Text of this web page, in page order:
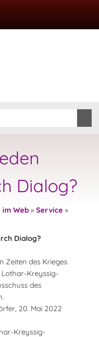
Dialog?
im Web » Service »
Dialog?
Zeiten des Krieges
Kreyssig-
des
20. Mai 2022
Kreyssig-